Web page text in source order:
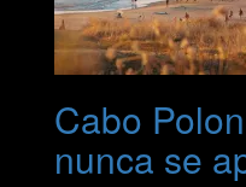
Cabo
nunca se